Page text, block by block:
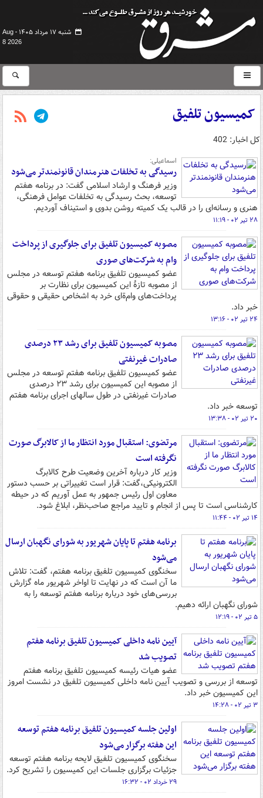
شنبه ۱۷ مرداد ۱۴۰۵ -
Aug
8 2026
کمیسیون تلفیق
کل اخبار: 402
اسماعیلی:
رسیدگی به تخلفات هنرمندان قانونمندتر می‌شود
وزیر فرهنگ و ارشاد اسلامی گفت: در برنامه هفتم
توسعه، بحث رسیدگی به تخلفات عوامل فرهنگی،
هنری و رسانه‌ای را در قالب یک کمیته روشن بدوی و استیناف آوردیم.
۲۸ تیر ۰۲ - ۱۱:۱۹
مصوبه کمیسیون تلفیق برای جلوگیری از پرداخت
وام به شرکت‌های صوری
عضو کمیسیون تلفیق برنامه هفتم توسعه در مجلس
از مصوبه تازۀ این کمیسیون برای نظارت بر
پرداخت‌های وام‌ةای خرد به اشخاص حقیقی و حقوقی
خبر داد.
۲۴ تیر ۰۲ - ۱۳:۱۶
مصوبه کمیسیون تلفیق برای رشد ۲۳ درصدی
صادرات غیرنفتی
عضو کمیسیون تلفیق برنامه هفتم توسعه در مجلس
از مصوبه این کمیسیون برای رشد ۲۳ درصدی
صادرات غیرنفتی در طول سالهای اجرای برنامه هفتم
توسعه خبر داد.
۲۰ تیر ۰۲ - ۱۳:۳۸
مرتضوی: استقبال مورد انتظار ما از کالابرگ صورت
نگرفته است
وزیر کار درباره آخرین وضعیت طرح کالابرگ
الکترونیکی،گفت: قرار است تغییراتی بر حسب دستور
معاون اول رئیس جمهور به عمل آوریم که در حیطه
کارشناسی است تا پس از انجام و تایید مراجع صاحب‌نظر، ابلاغ شود.
۱۴ تیر ۰۲ - ۱۱:۴۴
برنامه هفتم تا پایان شهریور به شورای نگهبان ارسال
می‌شود
سخنگوی کمیسیون تلفیق برنامه هفتم، گفت: تلاش
ما آن است که در نهایت تا اواخر شهریور ماه گزارش
بررسی‌های خود درباره برنامه هفتم توسعه را به
شورای نگهبان ارائه دهیم.
۵ تیر ۰۲ - ۱۲:۱۹
آیین نامه داخلی کمیسیون تلفیق برنامه هفتم
تصویب شد
عضو هیات رئیسه کمیسیون تلفیق برنامه هفتم
توسعه از بررسی و تصویب آیین نامه داخلی کمیسیون تلفیق در نشست امروز
این کمیسیون خبر داد.
۳ تیر ۰۲ - ۱۴:۲۸
اولین جلسه کمیسیون تلفیق برنامه هفتم توسعه
این هفته برگزار می‌شود
سخنگوی کمیسیون تلفیق لایحه برنامه هفتم توسعه
جزئیات برگزاری جلسات این کمیسیون را تشریح کرد.
۲۹ خرداد ۰۲ - ۱۶:۳۲